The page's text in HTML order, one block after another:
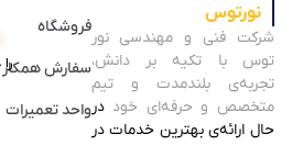
نورتوس
شرکت فنی و مهندسی نور
توس با تکیه بر دانش،
تجربه‌ی بلندمدت و تیم
متخصص و حرفه‌ای خوددر
حال ارائه‌ی بهترین خدمات در
فروشگاه
سفارش همکار
واحد تعمیرات